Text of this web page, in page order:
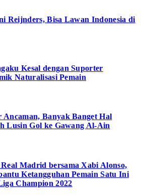
Reijnders, Bisa Lawan Indonesia di
Kesal dengan Suporter
Naturalisasi Pemain
Banyak Banget Hal
Lusin Gol ke Gawang Al-Ain
Madrid bersama Xabi Alonso,
Ketangguhan Pemain Satu Ini
Champion 2022